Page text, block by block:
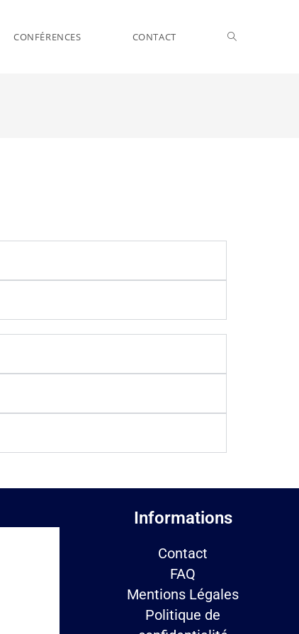
CONFÉRENCES CONTACT
Informations
Contact
FAQ
Mentions Légales
Politique de